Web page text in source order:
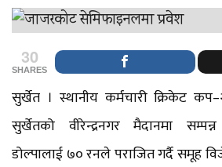
30
SHARES
सुर्खेत । स्थानीय कर्मचारी क्रिकेट
सुर्खेतको वीरेन्द्रनगर मैदानमा
डोल्पालाई ७० रनले पराजित गर्दै समूह